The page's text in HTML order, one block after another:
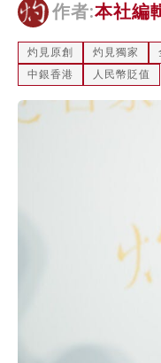
作者:本社編
灼見原創 灼見獨家
中銀香港
人民幣貶值